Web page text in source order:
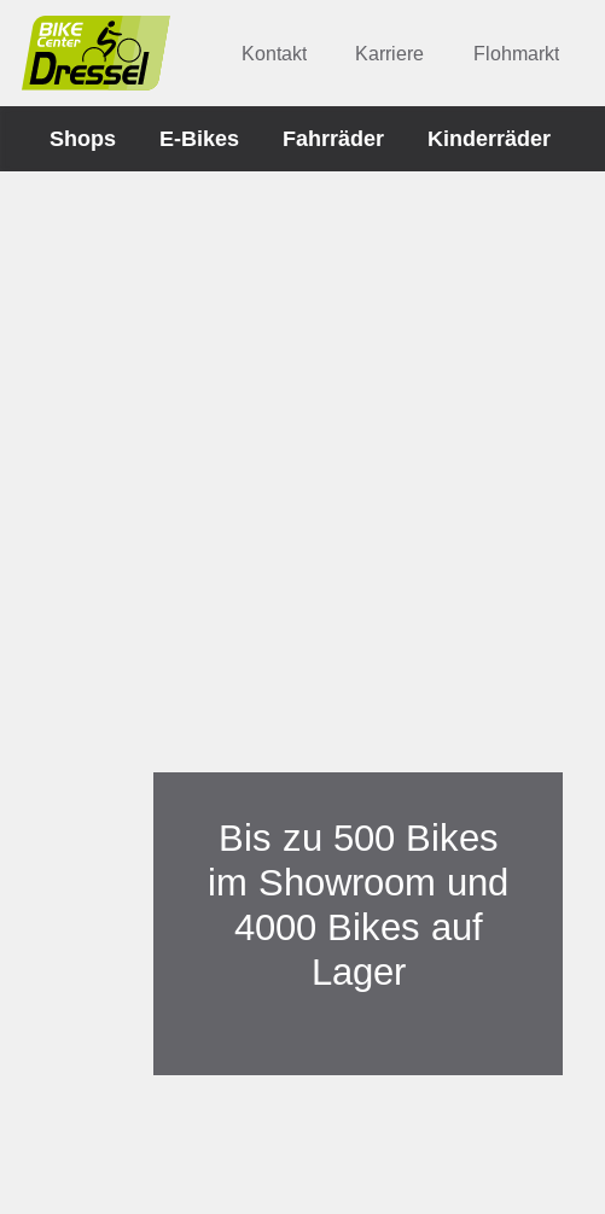
Kontakt Karriere Flohmarkt
Shops E-Bikes Fahrräder Kinderräder
IN UNSEREM
Bis zu 500 Bikes
im Showroom und
4000 Bikes auf
Lager